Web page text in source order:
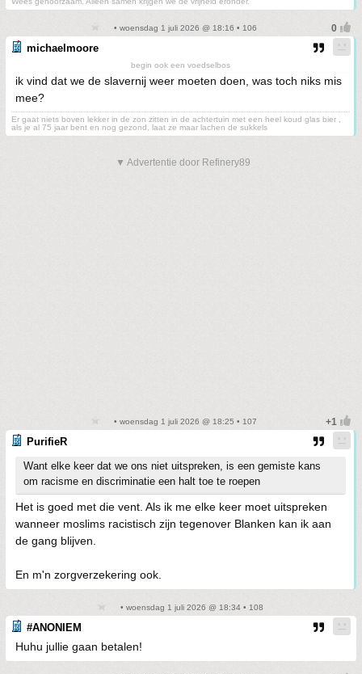
• woensdag 1 juli 2026 @ 18:16 • 106
michaelmoore
begin ook een voedselbos
ik vind dat we de slavernij weer moeten doen, was toch niks mis
mee?
Er gaat niets boven lekker in de zon zitten in de achtertuin met een heel koud glas bier ,
als je al 75 jaar bent en nog gezond, laat ze maar lachen de sukkels
▼ Advertentie door Refinery89
• woensdag 1 juli 2026 @ 18:25 • 107
PurifieR
Want elke keer dat we ons niet uitspreken, is een gemiste kans
om racisme en discriminatie een halt toe te roepen
Het is goed met die vent. Als ik me elke keer moet uitspreken
wanneer moslims racistisch zijn tegenover Blanken kan ik aan
de gang blijven.
En m'n zorgverzekering ook.
• woensdag 1 juli 2026 @ 18:34 • 108
#ANONIEM
Huhu jullie gaan betalen!